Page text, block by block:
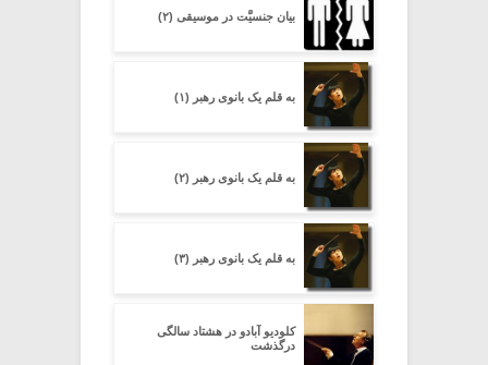
بیان جنسیَّت در موسیقی (۲)
به قلم یک بانوی رهبر (۱)
به قلم یک بانوی رهبر (۲)
به قلم یک بانوی رهبر (۳)
کلودیو آبادو در هشتاد سالگی
درگذشت